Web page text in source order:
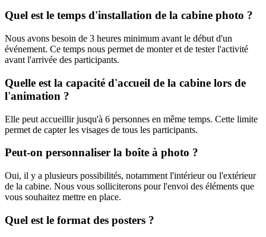
Quel est le temps d'installation de la cabine photo ?
Nous avons besoin de 3 heures minimum avant le début d'un
événement. Ce temps nous permet de monter et de tester l'activité
avant l'arrivée des participants.
Quelle est la capacité d'accueil de la cabine lors de
l'animation ?
Elle peut accueillir jusqu'à 6 personnes en même temps. Cette limite
permet de capter les visages de tous les participants.
Peut-on personnaliser la boîte à photo ?
Oui, il y a plusieurs possibilités, notamment l'intérieur ou l'extérieur
de la cabine. Nous vous solliciterons pour l'envoi des éléments que
vous souhaitez mettre en place.
Quel est le format des posters ?